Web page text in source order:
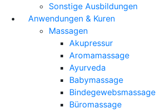
Sonstige Ausbildungen
Anwendungen & Kuren
Massagen
Akupressur
Aromamassage
Ayurveda
Babymassage
Bindegewebsmassage
Büromassage